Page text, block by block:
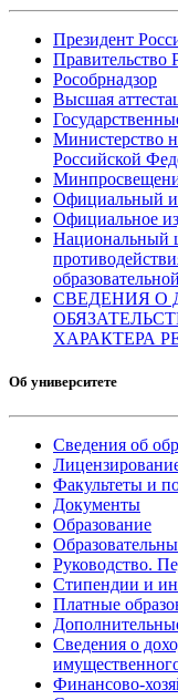
Президент
Правительство
Рособрнадзор
Высшая
Министерство
Российской
Официальный
Официальное
Национальный
СВЕДЕНИЯ О
ХАРАКТЕРА
Об университете
Сведения об
Факультеты и
Документы
Образование
Руководство.
Стипендии и
Платные
Сведения о
Финансово-